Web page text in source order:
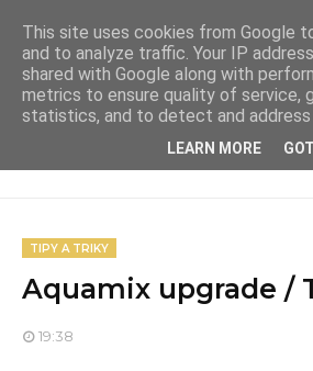
TIPY A TRIKY
Aquamix upgrade /
19:38
This site uses cookies from Google
and to analyze traffic. Your IP
shared with Google along with
metrics to ensure quality of service,
statistics, and to detect and address
LEARN MORE